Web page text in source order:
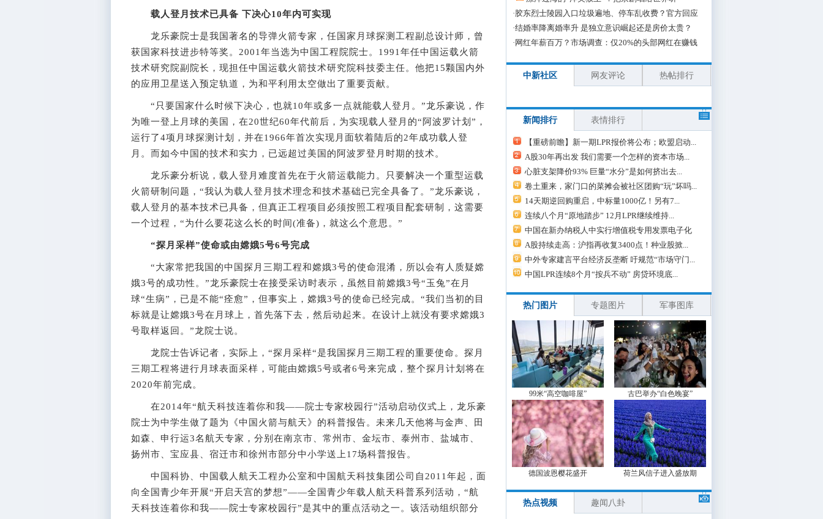
载人登月技术已具备 下决心10年内可实现
龙乐豪院士是我国著名的导弹火箭专家，任国家月球探测工程副总设计师，曾
获国家科技进步特等奖。2001年当选为中国工程院院士。1991年任中国运载火箭
技术研究院副院长，现担任中国运载火箭技术研究院科技委主任。他把15颗国内外
的应用卫星送入预定轨道，为和平利用太空做出了重要贡献。
“只要国家什么时候下决心，也就10年或多一点就能载人登月。”龙乐豪说，作
为唯一登上月球的美国，在20世纪60年代前后，为实现载人登月的“阿波罗计划”，
运行了4项月球探测计划，并在1966年首次实现月面软着陆后的2年成功载人登
月。而如今中国的技术和实力，已远超过美国的阿波罗登月时期的技术。
龙乐豪分析说，载人登月难度首先在于火箭运载能力。只要解决一个重型运载
火箭研制问题，“我认为载人登月技术理念和技术基础已完全具备了。”龙乐豪说，
载人登月的基本技术已具备，但真正工程项目必须按照工程项目配套研制，这需要
一个过程，“为什么要花这么长的时间(准备)，就这么个意思。”
“探月采样”使命或由嫦娥5号6号完成
“大家常把我国的中国探月三期工程和嫦娥3号的使命混淆，所以会有人质疑嫦
娥3号的成功性。”龙乐豪院士在接受采访时表示，虽然目前嫦娥3号“玉兔”在月
球“生病”，已是不能“痊愈”，但事实上，嫦娥3号的使命已经完成。“我们当初的目
标就是让嫦娥3号在月球上，首先落下去，然后动起来。在设计上就没有要求嫦娥3
号取样返回。”龙院士说。
龙院士告诉记者，实际上，“探月采样“是我国探月三期工程的重要使命。探月
三期工程将进行月球表面采样，可能由嫦娥5号或者6号来完成，整个探月计划将在
2020年前完成。
在2014年“航天科技连着你和我——院士专家校园行”活动启动仪式上，龙乐豪
院士为中学生做了题为《中国火箭与航天》的科普报告。未来几天他将与金声、田
如森、申行运3名航天专家，分别在南京市、常州市、金坛市、泰州市、盐城市、
扬州市、宝应县、宿迁市和徐州市部分中小学送上17场科普报告。
中国科协、中国载人航天工程办公室和中国航天科技集团公司自2011年起，面
向全国青少年开展“开启天宫的梦想”——全国青少年载人航天科普系列活动，“航
天科技连着你和我——院士专家校园行”是其中的重点活动之一。该活动组织部分
·胶东烈士陵园入口垃圾遍地、停车乱收费？官方回应
·结婚率降离婚率升 是独立意识崛起还是房价太贵？
· 网红年薪百万？市场调查：仅20%的头部网红在赚钱
中新社区 网友评论 热帖排行
新闻排行 表情排行
【重磅前瞻】新一期LPR报价将公布；欧盟启动...
A股30年再出发 我们需要一个怎样的资本市场...
心脏支架降价93% 巨量“水分”是如何挤出去...
卷土重来，家门口的菜摊会被社区团购“玩”坏吗...
14天期逆回购重启，中标量1000亿！另有7...
连续八个月“原地踏步” 12月LPR继续维持...
中国在新办纳税人中实行增值税专用发票电子化
A股持续走高：沪指再收复3400点！种业股掀...
中外专家建言平台经济反垄断 吁规范“市场守门...
中国LPR连续8个月“按兵不动” 房贷环境底...
热门图片 专题图片 军事图库
99米“高空咖啡屋” 古巴举办“白色晚宴”
德国波恩樱花盛开 荷兰风信子进入盛放期
热点视频 趣闻八卦